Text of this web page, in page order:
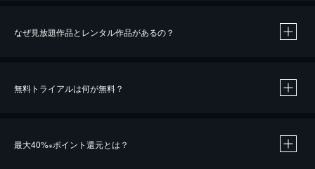
なぜ見放題作品とレンタル作品があるの？
無料トライアルは何が無料？
最大40%※ポイント還元とは？